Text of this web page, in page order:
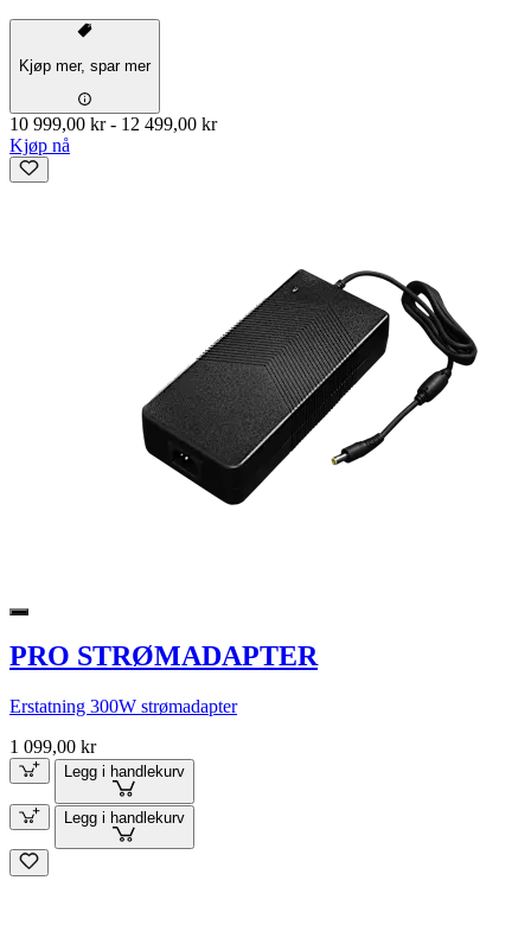
Kjøp mer, spar mer
10 999,00 kr- 12 499,00 kr
Kjøp nå
PRO STRØMADAPTER
Erstatning 300W strømadapter
1 099,00 kr
Legg i handlekurv
Legg i handlekurv